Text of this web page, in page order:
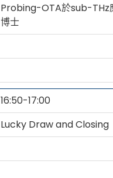
Probing-OTA於sub-THz
博士
16:50-17:00
Lucky Draw and Closing